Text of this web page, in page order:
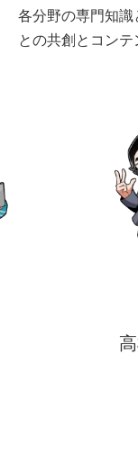
各分野の専門知
との共創とコンテ